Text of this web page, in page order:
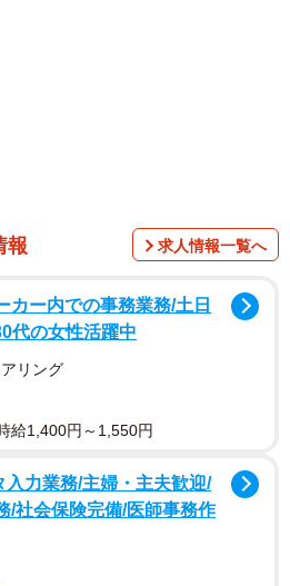
ル】
4月3日生まれ。広島県出身。
の9期生としてデビュー。7年間
報 求人情報一覧へ
カー内での事務業務/土日
代の女性活躍中
リング
給1,400円～1,550円
力業務/主婦・主夫歓迎/
/社会保険完備/医師事務作